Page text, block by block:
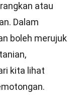
atau
Dalam
boleh merujuk
kita lihat